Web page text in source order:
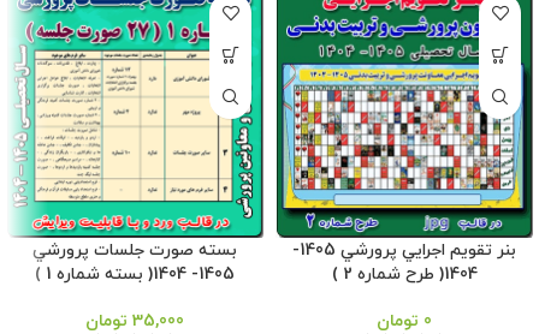
بنر تقويم اجرايي پرورشي 1405-
1404( طرح شماره 2 )
0 تومان
بسته صورت جلسات پرورشي
1405- 1404( بسته شماره 1 )
35,000 تومان